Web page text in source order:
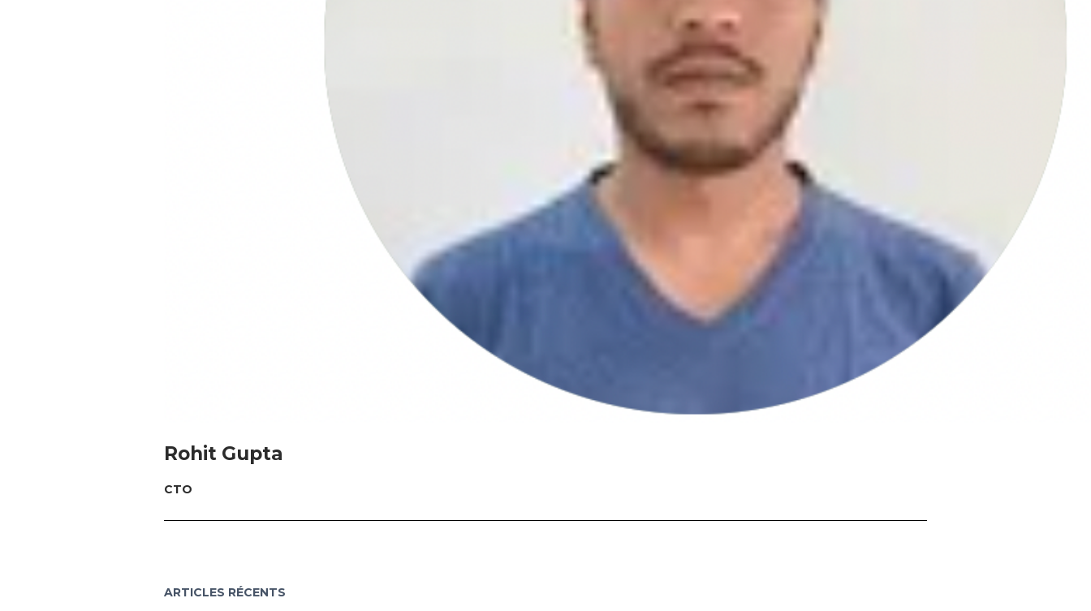
Rohit Gupta
CTO
ARTICLES RÉCENTS